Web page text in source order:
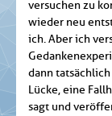
versuchen zu
wieder neu
ich. Aber ich
dann
Lücke, eine
sagt und